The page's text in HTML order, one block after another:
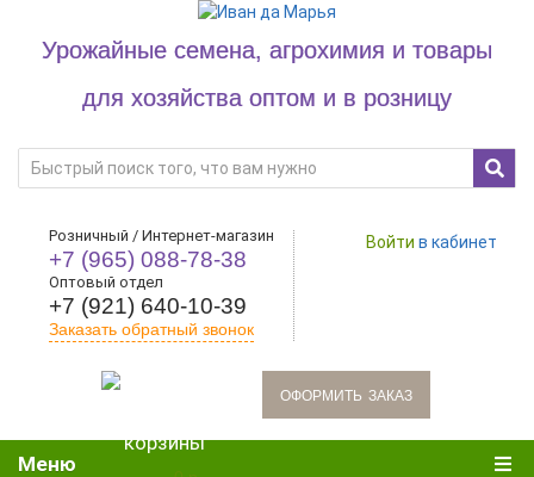
Урожайные семена, агрохимия и товары
для хозяйства оптом и в розницу
Розничный / Интернет-магазин
+7 (965) 088-78-38
Оптовый отдел
+7 (921) 640-10-39
Заказать обратный звонок
Войти в кабинет
oформить заказ
Меню